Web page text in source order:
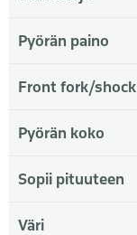
Pyörän paino
Front fork/shock
Pyörän koko
Sopii pituuteen
Väri